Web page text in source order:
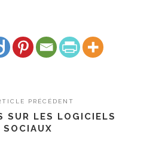
PRÉCÉDENT
SUR LES LOGICIELS
SOCIAUX